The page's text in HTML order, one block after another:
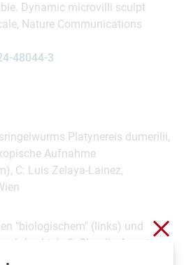
Dynamic microvilli sculpt
Nature Communications
48044-3
Platynereis dumerilii,
Aufnahme
C: Luis Zelaya-Lainez,
"biologischem" (links) und
(rechts). C: Claudia Amort,